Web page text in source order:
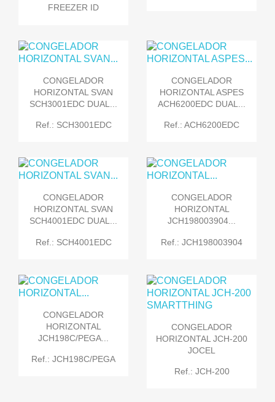
FREEZER ID
CONGELADOR
HORIZONTAL SVAN
SCH3001EDC DUAL...
Ref.: SCH3001EDC
CONGELADOR
HORIZONTAL ASPES
ACH6200EDC DUAL...
Ref.: ACH6200EDC
CONGELADOR
HORIZONTAL SVAN
SCH4001EDC DUAL...
Ref.: SCH4001EDC
CONGELADOR
HORIZONTAL
JCH198003904...
Ref.: JCH198003904
CONGELADOR
HORIZONTAL
JCH198C/PEGA...
Ref.: JCH198C/PEGA
CONGELADOR
HORIZONTAL JCH-200
JOCEL
Ref.: JCH-200